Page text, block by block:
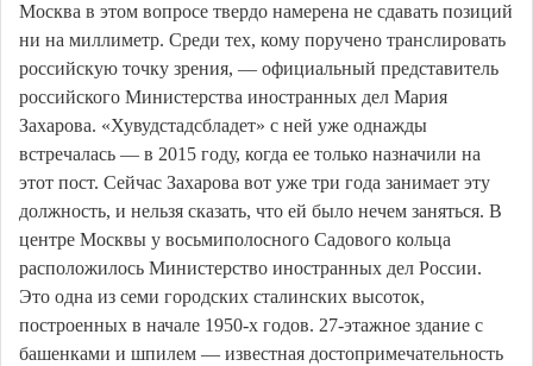
Москва в этом вопросе твердо намерена не сдавать позиций
ни на миллиметр. Среди тех, кому поручено транслировать
российскую точку зрения, — официальный представитель
российского Министерства иностранных дел Мария
Захарова. «Хувудстадсбладет» с ней уже однажды
встречалась — в 2015 году, когда ее только назначили на
этот пост. Сейчас Захарова вот уже три года занимает эту
должность, и нельзя сказать, что ей было нечем заняться. В
центре Москвы у восьмиполосного Садового кольца
расположилось Министерство иностранных дел России.
Это одна из семи городских сталинских высоток,
построенных в начале 1950-х годов. 27-этажное здание с
башенками и шпилем — известная достопримечательность